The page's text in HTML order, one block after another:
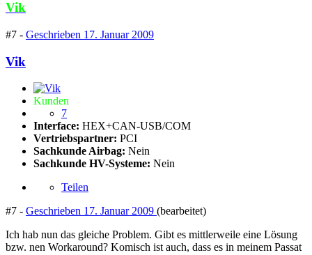
Vik
#7 - Geschrieben 17. Januar 2009
Vik
Kunden
7
Interface: HEX+CAN-USB/COM
Vertriebspartner: PCI
Sachkunde Airbag: Nein
Sachkunde HV-Systeme: Nein
Teilen
#7 - Geschrieben 17. Januar 2009 (bearbeitet)
Ich hab nun das gleiche Problem. Gibt es mittlerweile eine Lösung
bzw. nen Workaround? Komisch ist auch, dass es in meinem Passat